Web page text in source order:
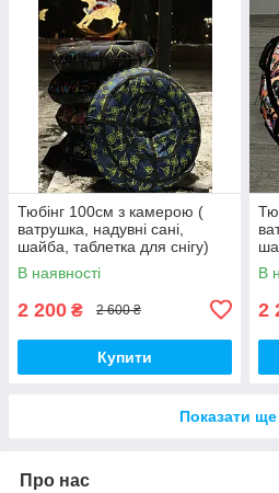
Тюбінг 100см з камерою (
ватрушка, надувні сані,
шайба, таблетка для снігу)
В наявності
2 200 ₴ 2 600 ₴
Купити
В
2
Показати ще
Про нас